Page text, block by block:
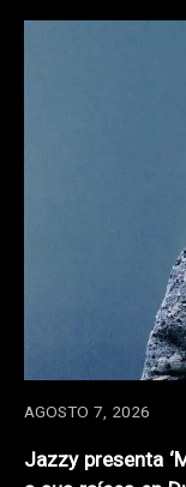
AGOSTO 7, 2026
Jazzy presenta